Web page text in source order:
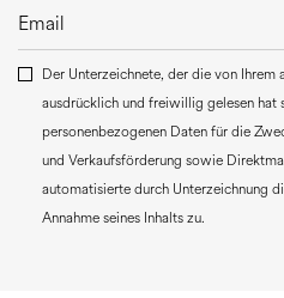
Der Unterzeichnete, der die von
ausdrücklich und freiwillig gelesen
personenbezogenen Daten für die
und Verkaufsförderung sowie
automatisierte durch Unterzeichnung
Annahme seines Inhalts zu.